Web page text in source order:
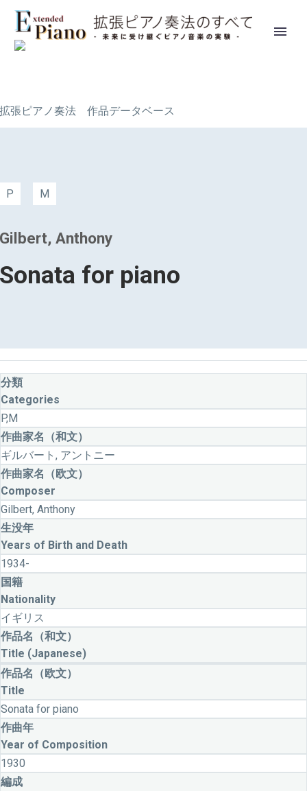
張ピアノ奏法 作品データベース
P M
Anthony
for piano
分類
Categories
P,M
作曲家名（和文）
ギルバート, アントニー
作曲家名（欧文）
Composer
Gilbert, Anthony
生没年
Years of Birth and Death
1934-
国籍
Nationality
イギリス
作品名（和文）
Title (Japanese)
作品名（欧文）
Title
Sonata for piano
作曲年
Year of Composition
1930
編成